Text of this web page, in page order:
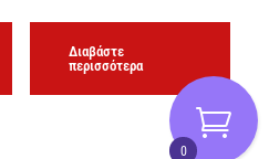
Διαβάστε
περισσότερα
0